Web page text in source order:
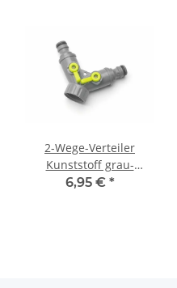
2-Wege-Verteiler
Kunststoff grau-
hellgrün
6,95 € *